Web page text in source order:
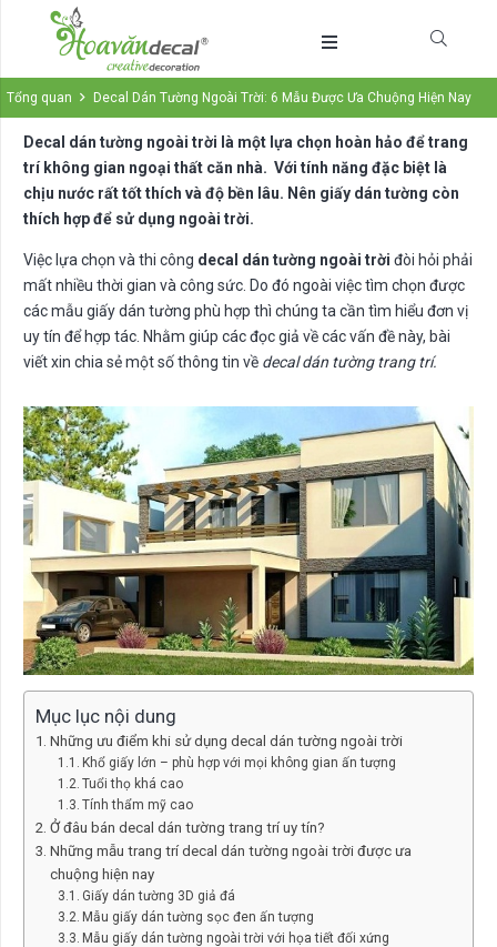
Tổng quan Decal Dán Tường Ngoài Trời: 6 Mẫu Được Ưa Chuộng Hiện Nay
Decal dán tường ngoài trời là một lựa chọn hoàn hảo để trang
trí không gian ngoại thất căn nhà. Với tính năng đặc biệt là
chịu nước rất tốt thích và độ bền lâu. Nên giấy dán tường còn
thích hợp để sử dụng ngoài trời.
Việc lựa chọn và thi công decal dán tường ngoài trời đòi hỏi phải
mất nhiều thời gian và công sức. Do đó ngoài việc tìm chọn được
các mẫu giấy dán tường phù hợp thì chúng ta cần tìm hiểu đơn vị
uy tín để hợp tác. Nhằm giúp các đọc giả về các vấn đề này, bài
viết xin chia sẻ một số thông tin về decal dán tường trang trí.
Mục lục nội dung
Những ưu điểm khi sử dụng decal dán tường ngoài trời
Khổ giấy lớn – phù hợp với mọi không gian ấn tượng
Tuổi thọ khá cao
Tính thẩm mỹ cao
Ở đâu bán decal dán tường trang trí uy tín?
Những mẫu trang trí decal dán tường ngoài trời được ưa
chuộng hiện nay
Giấy dán tường 3D giả đá
Mẫu giấy dán tường sọc đen ấn tượng
Mẫu giấy dán tường ngoài trời với họa tiết đối xứng